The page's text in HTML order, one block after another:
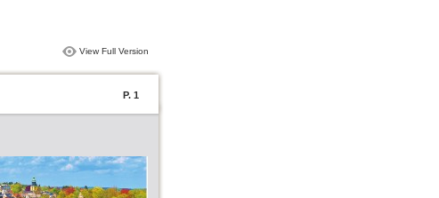
View Full Version
P. 1